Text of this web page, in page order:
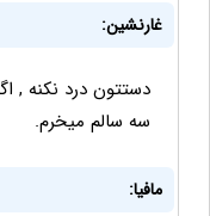
غارنشین:
دستتون درد نکنه ,
سه سالم میخرم.
مافيا: